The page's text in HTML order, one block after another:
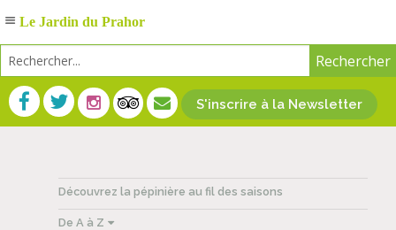
S'inscrire à la Newsletter
Découvrez la pépinière au fil des saisons
De A à Z
Le Jardin du Prahor